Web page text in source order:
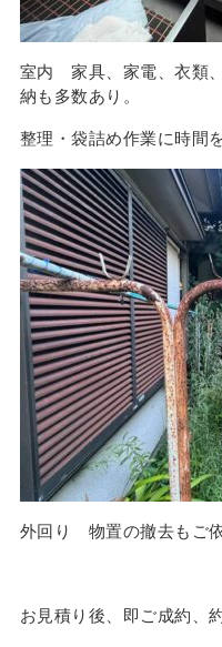
室内 家具、家電、衣類
納も多数あり。
整理・袋詰め作業に時間
外回り 物置の撤去もご
お見積り後、即ご成約、